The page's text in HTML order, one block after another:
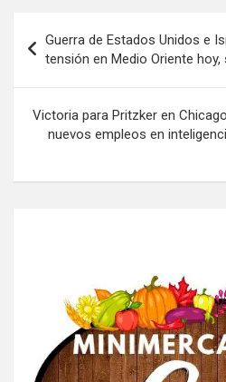
de
entradas
Guerra de Estados Unidos e
tensión en Medio Oriente
Victoria para Pritzker en
nuevos empleos en